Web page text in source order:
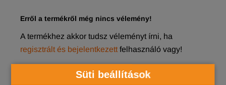
Süti beállítások
Erről a termékről még nincs vélemény!
A termékhez akkor tudsz véleményt írni, ha
regisztrált és bejelentkezett felhasználó vagy!